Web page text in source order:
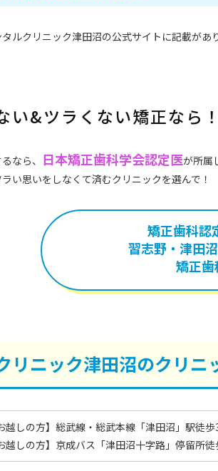
ルクリニック津田沼の公式サイトに記載があ
い&ツラくない矯正なら！
なら、 日本矯正歯科学会認定医が所属
い思いをしなくて済むクリニックを選んで！
矯正歯科認
習志野・津田
矯正
リニック津田沼のクリニ
越しの方】総武線・総武本線「津田沼」駅徒
越しの方】京成バス「津田沼十字路」停留所